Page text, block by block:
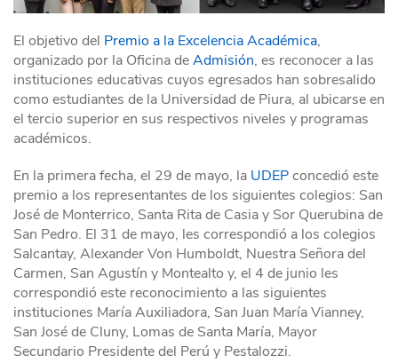
El objetivo del Premio a la Excelencia Académica,
organizado por la Oficina deAdmisión, es reconocer a las
instituciones educativas cuyos egresados han sobresalido
como estudiantes de la Universidad de Piura, al ubicarse en
el tercio superior en sus respectivos niveles y programas
académicos.
En la primera fecha, el 29 de mayo, la UDEPconcedió este
premio a los representantes de los siguientes colegios: San
José de Monterrico, Santa Rita de Casia y Sor Querubina de
San Pedro. El 31 de mayo, les correspondió a los colegios
Salcantay, Alexander Von Humboldt, Nuestra Señora del
Carmen, San Agustín y Montealto y, el 4 de junio les
correspondió este reconocimiento a las siguientes
instituciones María Auxiliadora, San Juan María Vianney,
San José de Cluny, Lomas de Santa María, Mayor
Secundario Presidente del Perú y Pestalozzi.